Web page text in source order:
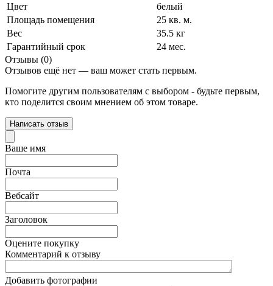
Цвет
белый
Площадь помещения
25 кв. м.
Вес
35.5 кг
Гарантийный срок
24 мес.
Отзывы (0)
Отзывов ещё нет — ваш может стать первым.
Помогите другим пользователям с выбором - будьте первым,
кто поделится своим мнением об этом товаре.
Написать отзыв
Ваше имя
Почта
Вебсайт
Заголовок
Оцените покупку
Комментарий к отзыву
Добавить фотографии